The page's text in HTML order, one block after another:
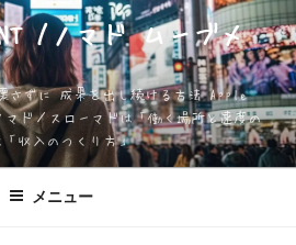
/ノマド ムーブメ
さずに 成果を出し続ける方法 Apple
ド／スローマドは「働く場所と速度の
収入のつくり方」
メニュー